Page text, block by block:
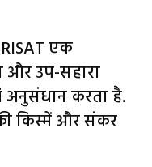
एक
और उप-सहारा
अनुसंधान करता है.
किस्में और संकर